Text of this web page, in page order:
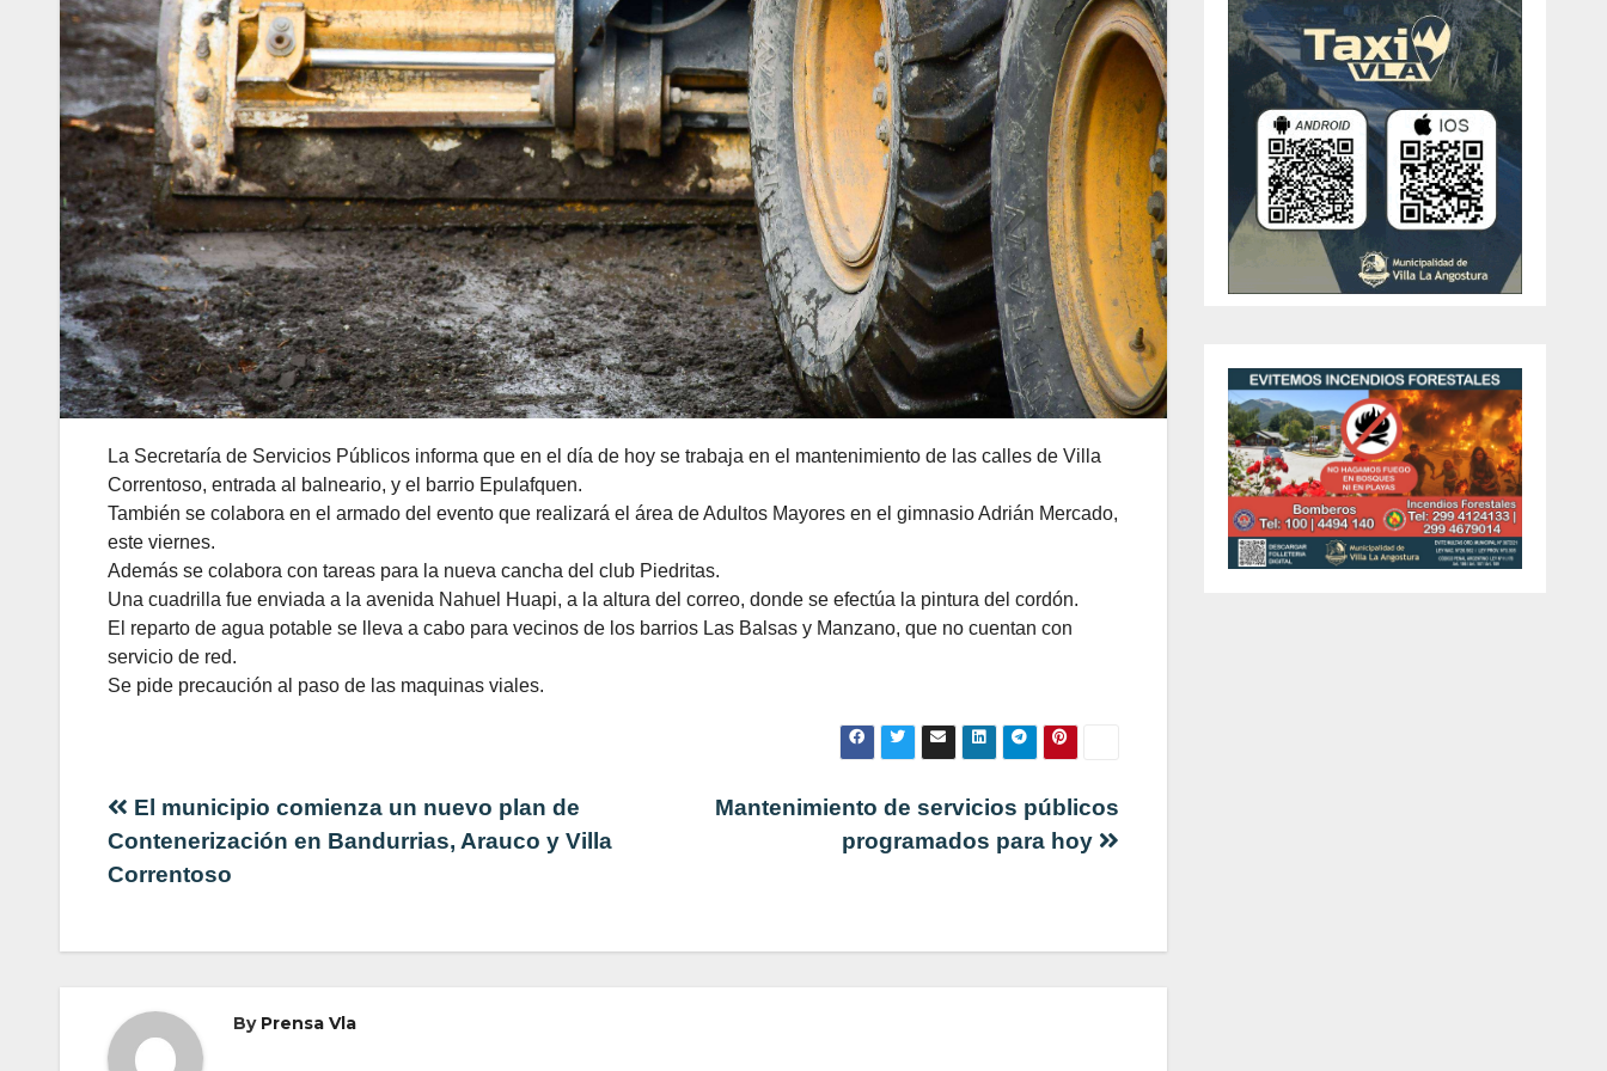
La Secretaría de Servicios Públicos informa que en el día de hoy se trabaja en el mantenimiento de las calles de Villa
Correntoso, entrada al balneario, y el barrio Epulafquen.
También se colabora en el armado del evento que realizará el área de Adultos Mayores en el gimnasio Adrián Mercado,
este viernes.
Además se colabora con tareas para la nueva cancha del club Piedritas.
Una cuadrilla fue enviada a la avenida Nahuel Huapi, a la altura del correo, donde se efectúa la pintura del cordón.
El reparto de agua potable se lleva a cabo para vecinos de los barrios Las Balsas y Manzano, que no cuentan con
servicio de red.
Se pide precaución al paso de las maquinas viales.
Navegación
de
Mantenimiento de servicios públicos
programados para hoy
El municipio comienza un nuevo plan de
Contenerización en Bandurrias, Arauco y Villa
Correntoso
By Prensa Vla